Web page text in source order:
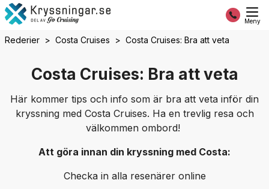
Meny
Rederier Costa Cruises Costa Cruises: Bra att veta
Costa Cruises: Bra att veta
Här kommer tips och info som är bra att veta inför din
kryssning med Costa Cruises. Ha en trevlig resa och
välkommen ombord!
Att göra innan din kryssning med Costa:
Checka in alla resenärer online